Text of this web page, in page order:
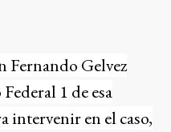
Fernando Gelvez
1 de esa
intervenir en el caso,